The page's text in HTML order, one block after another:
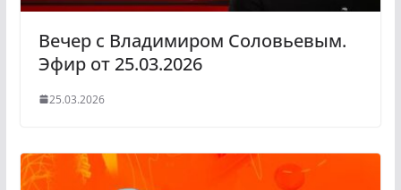
i
Вечер с Владимиром Соловьевым.
Эфир от 25.03.2026
25.03.2026